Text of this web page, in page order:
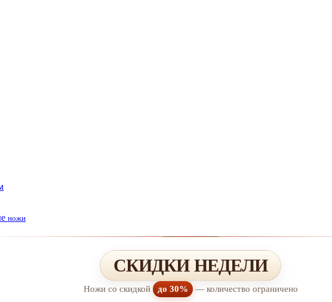
ножи
СКИДКИ НЕДЕЛИ
Ножи со скидкой до 30% — количество ограничено